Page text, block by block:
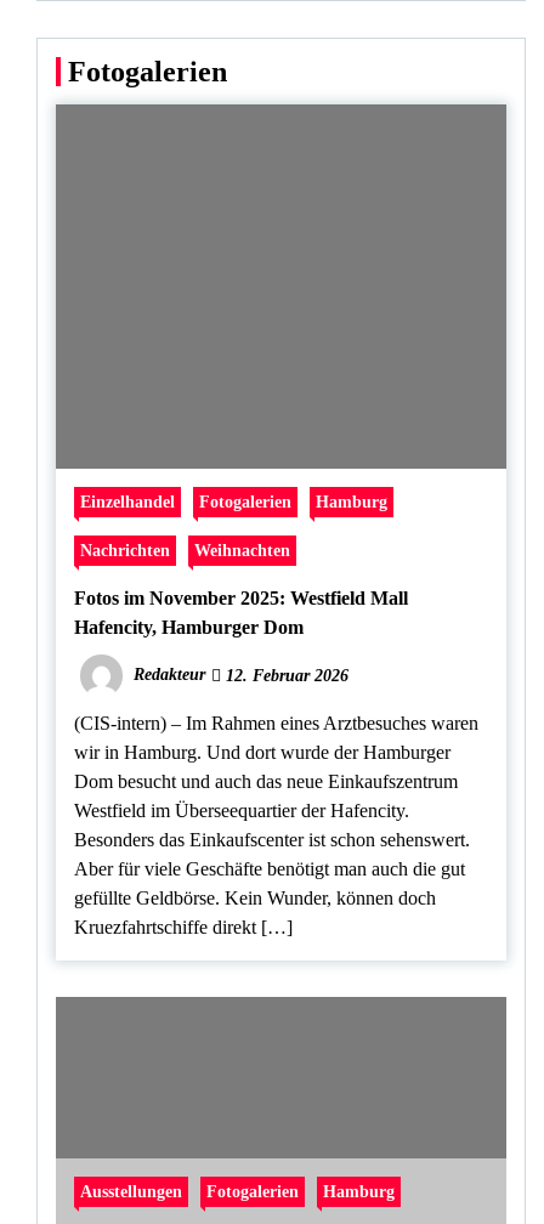
Fotogalerien
Einzelhandel Fotogalerien Hamburg
Nachrichten Weihnachten
Fotos im November 2025: Westfield Mall
Hafencity, Hamburger Dom
Redakteur 12. Februar 2026
(CIS-intern) – Im Rahmen eines Arztbesuches waren
wir in Hamburg. Und dort wurde der Hamburger
Dom besucht und auch das neue Einkaufszentrum
Westfield im Überseequartier der Hafencity.
Besonders das Einkaufscenter ist schon sehenswert.
Aber für viele Geschäfte benötigt man auch die gut
gefüllte Geldbörse. Kein Wunder, können doch
Kruezfahrtschiffe direkt […]
Ausstellungen Fotogalerien Hamburg